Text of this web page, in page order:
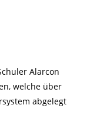
Alarcon
welche über
abgelegt